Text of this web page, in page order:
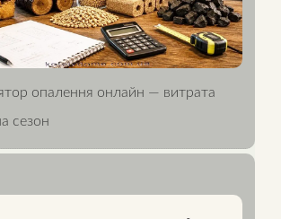
опалення онлайн — витрата
сезон